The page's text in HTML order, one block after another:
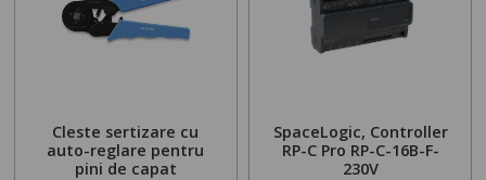
Cleste sertizare cu
auto-reglare pentru
pini de capat
SpaceLogic, Controller
RP-C Pro RP-C-16B-F-
230V